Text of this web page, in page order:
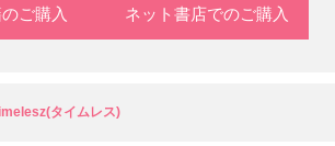
ご購入 ネット書店でのご購入
タイムレス)